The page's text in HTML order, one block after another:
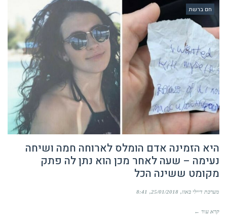
חם ברשת
היא הזמינה אדם הומלס לארוחה חמה ושיחה
נעימה – שעה לאחר מכן הוא נתן לה פתק
מקומט ששינה הכל
מערכת דיילי באזז 25/01/2018
8:41
קרא עוד ←